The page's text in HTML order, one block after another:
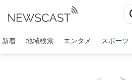
新着 地域検索 エンタメ スポーツ